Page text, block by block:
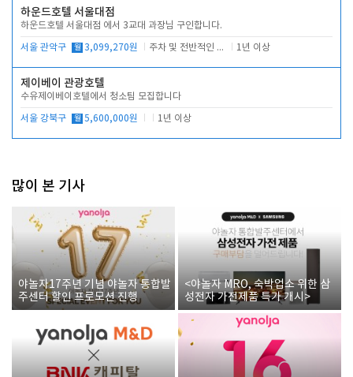
하운드호텔 서울대점
하운드호텔 서울대점 에서 3교대 과장님 구인합니다.
서울 관악구 월 3,099,270원 주차 및 전반적인 당번업무 1년 이상
제이베이 관광호텔
수유제이베이호텔에서 청소팀 모집합니다
서울 강북구 월 5,600,000원 1년 이상
많이 본 기사
야놀자17주년 기념 야놀자 통합발
주센터 할인 프로모션 진행
<야놀자 MRO, 숙박업소 위한 삼
성전자 가전제품 특가 개시>